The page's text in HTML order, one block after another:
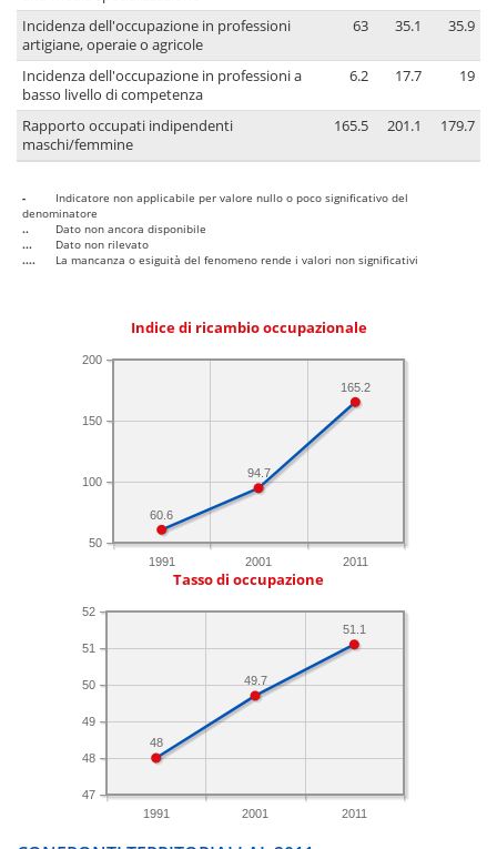
Incidenza dell'occupazione in professioni
artigiane, operaie o agricole
63 35.1 35.9
Incidenza dell'occupazione in professioni a
basso livello di competenza
6.2 17.7 19
Rapporto occupati indipendenti
maschi/femmine
165.5 201.1 179.7
-
Indicatore non applicabile per valore nullo o poco significativo del
denominatore
..
Dato non ancora disponibile
...
Dato non rilevato
....
La mancanza o esiguità del fenomeno rende i valori non significativi
Indice di ricambio occupazionale
1991 2001 2011
50
100
150
200
165.2
94.7
60.6
Tasso di occupazione
1991 2001 2011
47
48
49
50
51
52
51.1
49.7
48